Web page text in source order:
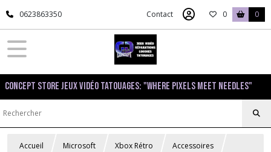
0623863350 Contact 0 0
Concept Store Jeux Vidéo Tatouages: "Where pixels meet needles"
Accueil Microsoft Xbox Rétro Accessoires